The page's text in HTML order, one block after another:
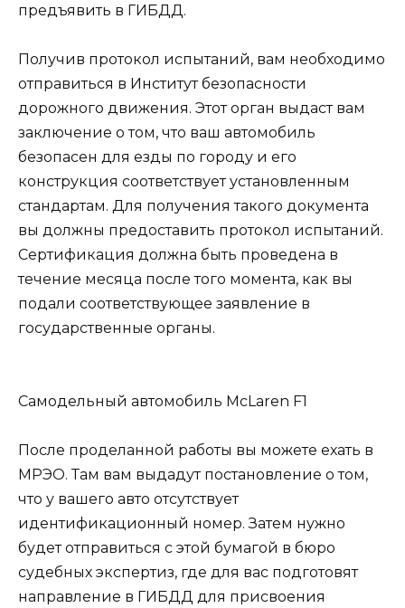
предъявить в ГИБДД.
Получив протокол испытаний, вам необходимо
отправиться в Институт безопасности
дорожного движения. Этот орган выдаст вам
заключение о том, что ваш автомобиль
безопасен для езды по городу и его
конструкция соответствует установленным
стандартам. Для получения такого документа
вы должны предоставить протокол испытаний.
Сертификация должна быть проведена в
течение месяца после того момента, как вы
подали соответствующее заявление в
государственные органы.
Самодельный автомобиль McLaren F1
После проделанной работы вы можете ехать в
МРЭО. Там вам выдадут постановление о том,
что у вашего авто отсутствует
идентификационный номер. Затем нужно
будет отправиться с этой бумагой в бюро
судебных экспертиз, где для вас подготовят
направление в ГИБДД для присвоения